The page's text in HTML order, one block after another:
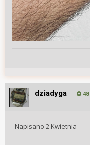
dziadyga 48
Napisano 2 Kwietnia